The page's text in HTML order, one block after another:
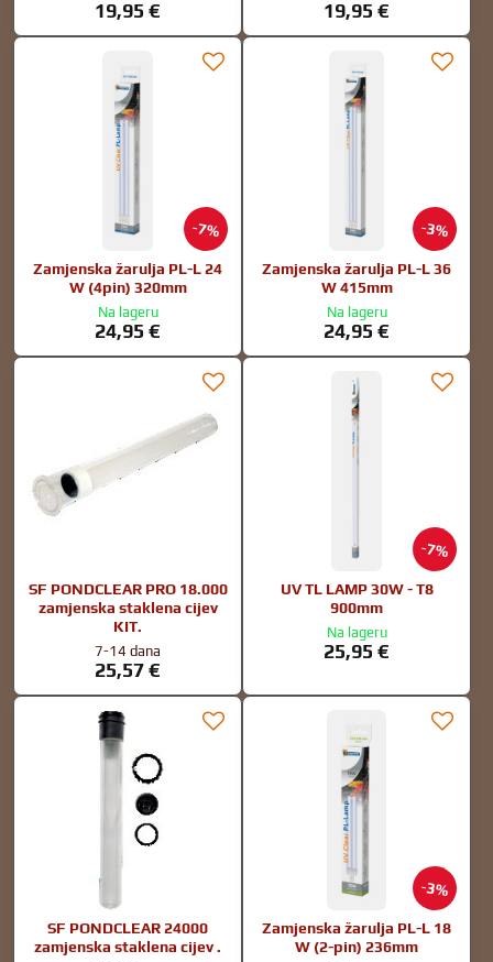
19,95 € 19,95 €
7%
Zamjenska žarulja PL-L 24
W (4pin) 320mm
Na lageru
24,95 €
3%
Zamjenska žarulja PL-L 36
W 415mm
Na lageru
24,95 €
SF PONDCLEAR PRO 18.000
zamjenska staklena cijev
KIT.
7-14 dana
25,57 €
7%
UV TL LAMP 30W - T8
900mm
Na lageru
25,95 €
SF PONDCLEAR 24000
zamjenska staklena cijev .
3%
Zamjenska žarulja PL-L 18
W (2-pin) 236mm